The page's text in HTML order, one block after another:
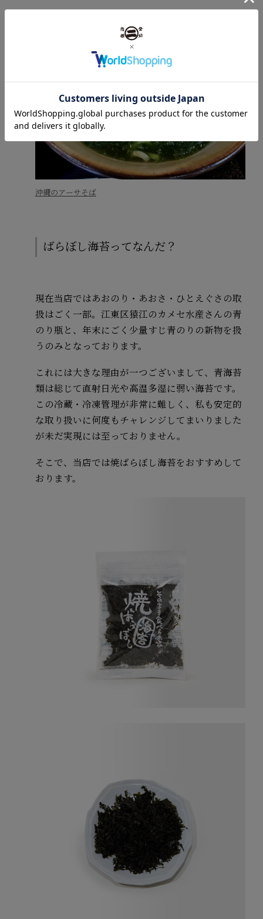
沖縄のアーサそば
ばらぼし海苔ってなんだ？
現在当店ではあおのり・あおさ・ひとえぐさの取
扱はごく一部。江東区猿江のカメセ水産さんの青
のり瓶と、年末にごく少量すじ青のりの新物を扱
うのみとなっております。
これには大きな理由が一つございまして、青海苔
類は総じて直射日光や高温多湿に弱い海苔です。
この冷蔵・冷凍管理が非常に難しく、私も安定的
な取り扱いに何度もチャレンジしてまいりました
が未だ実現には至っておりません。
そこで、当店では焼ばらぼし海苔をおすすめして
おります。